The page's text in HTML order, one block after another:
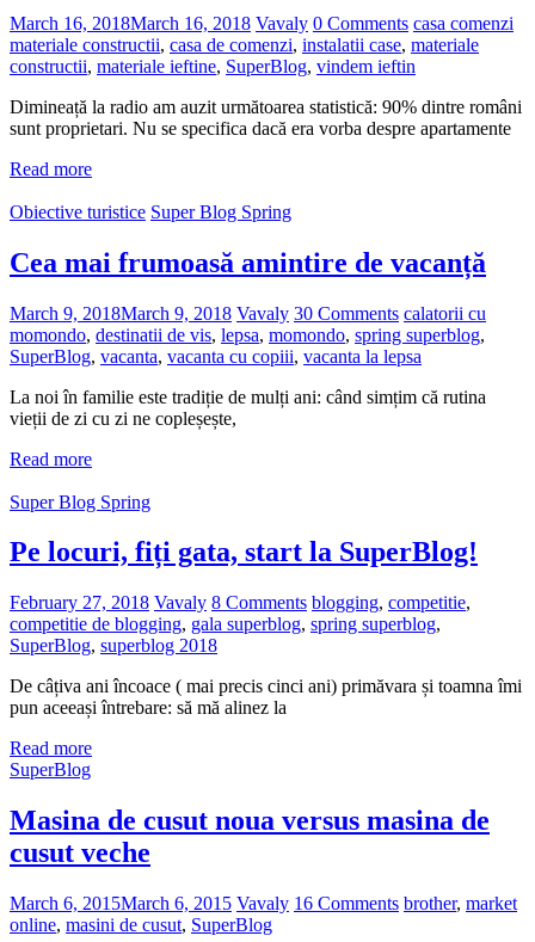
March 16, 2018March 16, 2018 Vavaly 0 Comments casa comenzi
materiale constructii, casa de comenzi, instalatii case, materiale
constructii, materiale ieftine, SuperBlog, vindem ieftin
Dimineață la radio am auzit următoarea statistică: 90% dintre români
sunt proprietari. Nu se specifica dacă era vorba despre apartamente
Read more
Obiective turistice Super Blog Spring
Cea mai frumoasă amintire de vacanță
March 9, 2018March 9, 2018 Vavaly 30 Comments calatorii cu
momondo, destinatii de vis, lepsa, momondo, spring superblog,
SuperBlog, vacanta, vacanta cu copiii, vacanta la lepsa
La noi în familie este tradiție de mulți ani: când simțim că rutina
vieții de zi cu zi ne copleșește,
Read more
Super Blog Spring
Pe locuri, fiți gata, start la SuperBlog!
February 27, 2018 Vavaly 8 Comments blogging, competitie,
competitie de blogging, gala superblog, spring superblog,
SuperBlog, superblog 2018
De câțiva ani încoace ( mai precis cinci ani) primăvara și toamna îmi
pun aceeași întrebare: să mă alinez la
Read more
SuperBlog
Masina de cusut noua versus masina de
cusut veche
March 6, 2015March 6, 2015 Vavaly 16 Comments brother, market
online, masini de cusut, SuperBlog